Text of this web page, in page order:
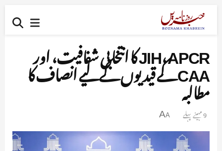
JIH، APCR کا انتخابی شفافیت، اور
CAA کے قیدیوں کے لیے انصاف کامطالبہ
9 مہینے پہلے A
A